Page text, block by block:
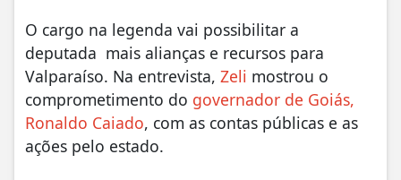
O cargo na legenda vai possibilitar a
deputada mais alianças e recursos para
Valparaíso. Na entrevista, Zeli mostrou o
comprometimento do governador de Goiás,
Ronaldo Caiado, com as contas públicas e as
ações pelo estado.